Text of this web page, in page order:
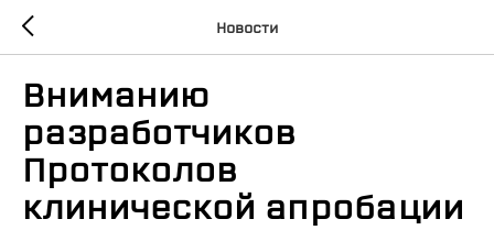
Новости
Вниманию
разработчиков
Протоколов
клинической апробации